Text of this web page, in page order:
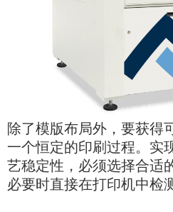
除了模版布局外，要获得
一个恒定的印刷过程。实
艺稳定性，必须选择合适
必要时直接在打印机中检